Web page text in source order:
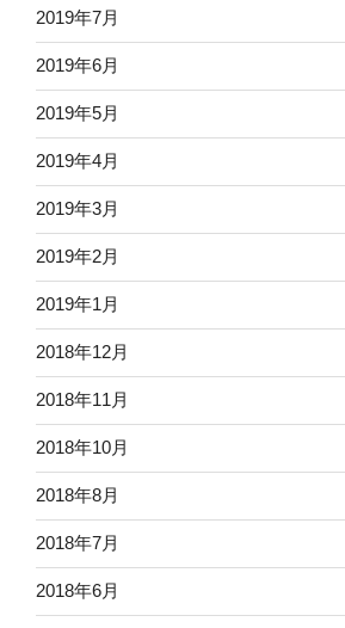
2019年7月
2019年6月
2019年5月
2019年4月
2019年3月
2019年2月
2019年1月
2018年12月
2018年11月
2018年10月
2018年8月
2018年7月
2018年6月